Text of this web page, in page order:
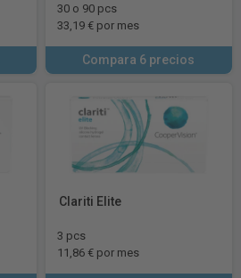
30 o 90 pcs
33,19 € por mes
Compara 6 precios
Clariti Elite
3 pcs
11,86 € por mes